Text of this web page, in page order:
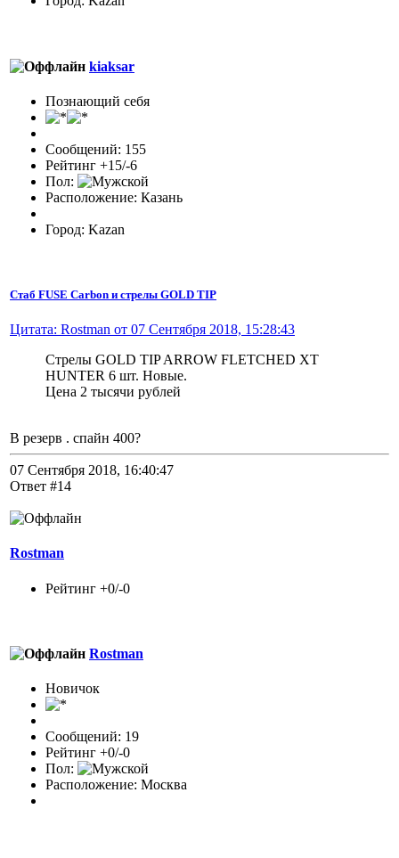
kiaksar
Познающий себя
Сообщений: 155
Рейтинг +15/-6
Пол:
Расположение: Казань
Город: Kazan
Стаб FUSE Carbon и стрелы GOLD TIP
Цитата: Rostman от 07 Сентября 2018, 15:28:43
Стрелы GOLD TIP ARROW FLETCHED XT
HUNTER 6 шт. Новые.
Цена 2 тысячи рублей
В резерв . спайн 400?
07 Сентября 2018, 16:40:47
Ответ #14
Rostman
Рейтинг +0/-0
Rostman
Новичок
Сообщений: 19
Рейтинг +0/-0
Пол:
Расположение: Москва